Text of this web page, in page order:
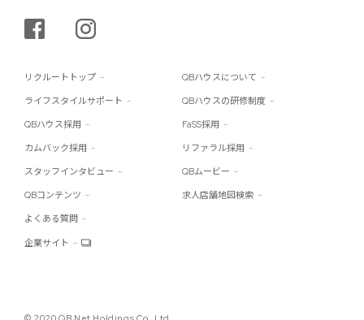
シェアする
リクルートトップ QBハウスについて
ライフスタイルサポート QBハウスの研修制度
QBハウス採用 FaSS採用
カムバック採用 リファラル採用
スタッフインタビュー QBムービー
QBコンテンツ 求人店舗地図検索
よくある質問
企業サイト